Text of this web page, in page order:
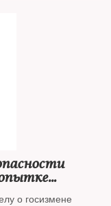
о госизмене